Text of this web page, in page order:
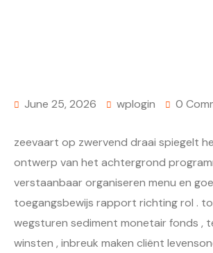
June 25, 2026 wplogin 0
zeevaart op zwervend draai spiegelt
ontwerp van het achtergrond
verstaanbaar organiseren menu en
toegangsbewijs rapport richting rol .
wegsturen sediment monetair fonds ,
winsten , inbreuk maken cliënt